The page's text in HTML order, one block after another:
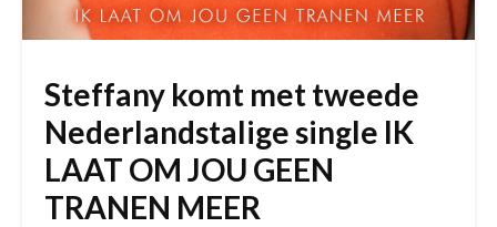
Steffany komt met tweede
Nederlandstalige single IK
LAAT OM JOU GEEN
TRANEN MEER